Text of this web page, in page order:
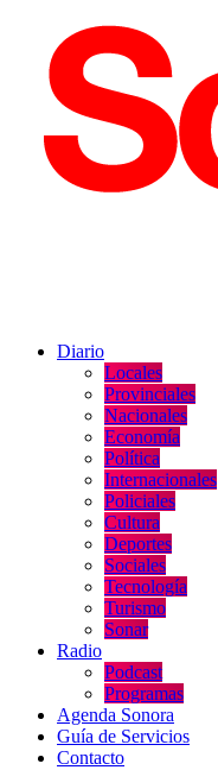
Diario
Locales
Provinciales
Nacionales
Economía
Política
Internacionales
Policiales
Cultura
Deportes
Sociales
Tecnología
Turismo
Sonar
Radio
Podcast
Programas
Agenda Sonora
Guía de Servicios
Contacto